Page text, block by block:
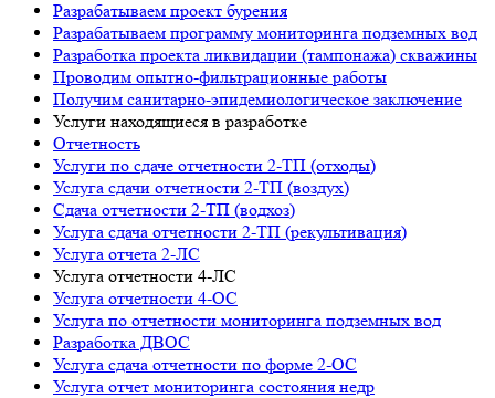
Разрабатываем проект бурения
Разрабатываем программу мониторинга подземных вод
Разработка проекта ликвидации (тампонажа) скважины
Проводим опытно-фильтрационные работы
Получим санитарно-эпидемиологическое заключение
Услуги находящиеся в разработке
Отчетность
Услуги по сдаче отчетности 2-ТП (отходы)
Услуга сдачи отчетности 2-ТП (воздух)
Сдача отчетности 2-ТП (водхоз)
Услуга сдача отчетности 2-ТП (рекультивация)
Услуга отчета 2-ЛС
Услуга отчетности 4-ЛС
Услуга отчетности 4-ОС
Услуга по отчетности мониторинга подземных вод
Разработка ДВОС
Услуга сдача отчетности по форме 2-ОС
Услуга отчет мониторинга состояния недр